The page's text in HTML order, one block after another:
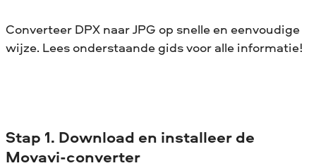
Converteer DPX naar JPG op snelle en eenvoudige
wijze. Lees onderstaande gids voor alle informatie!
Stap 1. Download en installeer de
Movavi-converter